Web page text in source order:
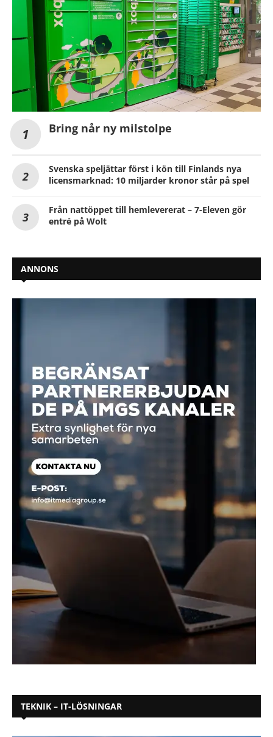
Bring når ny milstolpe
Svenska speljättar först i kön till Finlands nya
licensmarknad: 10 miljarder kronor står på spel
Från nattöppet till hemlevererat – 7-Eleven gör
entré på Wolt
ANNONS
TEKNIK – IT-LÖSNINGAR